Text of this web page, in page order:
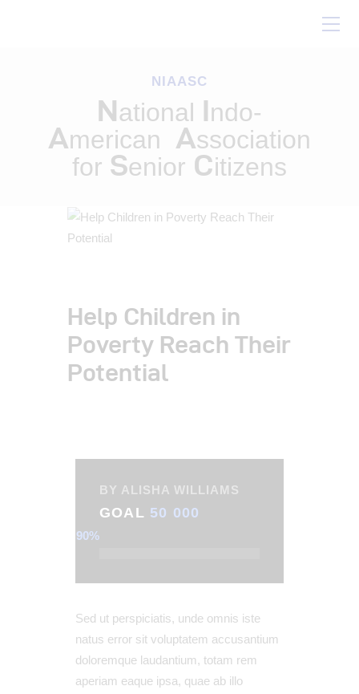
NIAASC
National Indo-
American Association
for Senior Citizens
Our Work
Conferences
Resources
Contact Us
Help Children in
Poverty Reach Their
Potential
BY ALISHA WILLIAMS
GOAL 50 000
90%
Sed ut perspiciatis, unde omnis iste
natus error sit voluptatem accusantium
doloremque laudantium, totam rem
aperiam eaque ipsa, quae ab illo